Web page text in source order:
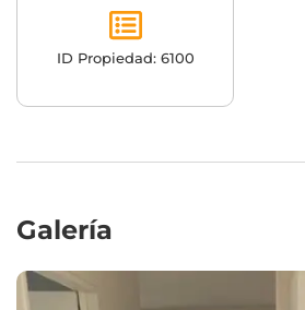
ID Propiedad: 6100
Galería